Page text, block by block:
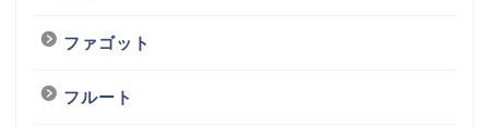
ファゴット
フルート